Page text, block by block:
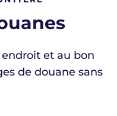
et au bon
de douane sans